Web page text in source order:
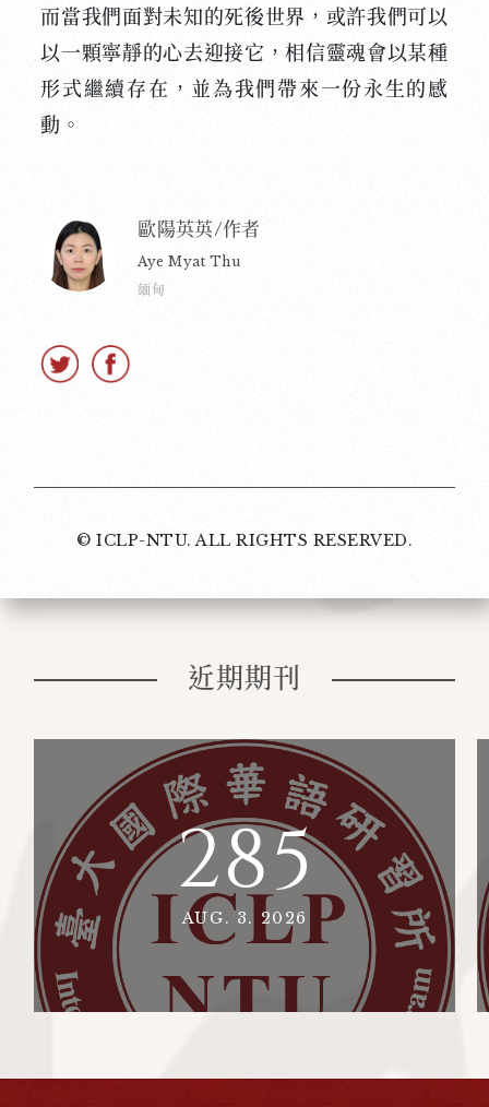
而當我們面對未知的死後世界，或許我們可以
以一顆寧靜的心去迎接它，相信靈魂會以某種
形式繼續存在，並為我們帶來一份永生的感
動。
歐陽英英/作者
Aye Myat Thu
緬甸
© ICLP-NTU. ALL RIGHTS RESERVED.
近期期刊
285
AUG. 3. 2026